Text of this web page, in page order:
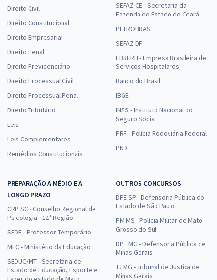
Direito Civil
Direito Constitucional
Direito Empresarial
Direito Penal
Direito Previdenciário
Direito Processual Civil
Direito Processual Penal
Direito Tributário
Leis
Leis Complementares
Remédios Constitucionais
SEFAZ CE - Secretaria da
Fazenda do Estado do Ceará
PETROBRAS
SEFAZ DF
EBSERH - Empresa Brasileira de
Serviços Hospitalares
Banco do Brasil
IBGE
INSS - Instituto Nacional do
Seguro Social
PRF - Polícia Rodoviária Federal
PND
PREPARAÇÃO A MÉDIO E A
LONGO PRAZO
CRP SC - Conselho Regional de
Psicologia - 12ª Região
SEDF - Professor Temporário
MEC - Ministério da Educação
SEDUC/MT - Secretaria de
Estado de Educação, Esporte e
OUTROS CONCURSOS
DPE SP - Defensoria Pública do
Estado de São Paulo
PM MS - Polícia Militar de Mato
Grosso do Sul
DPE MG - Defensoria Pública de
Minas Gerais
TJ MG - Tribunal de Justiça de
Minas Gerais